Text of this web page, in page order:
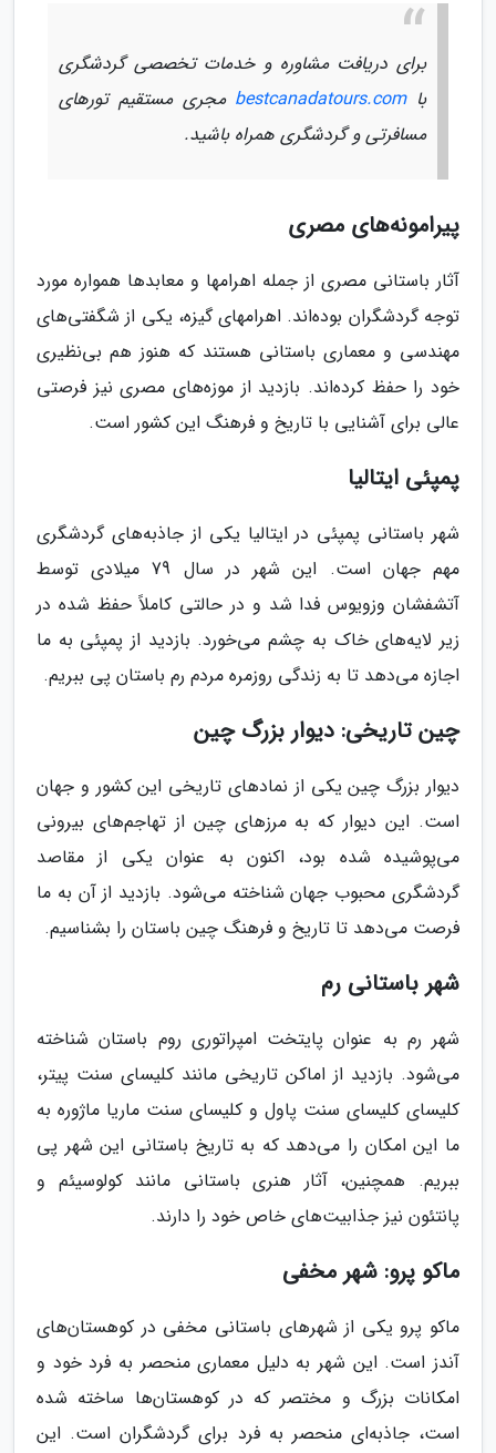
برای دریافت مشاوره و خدمات تخصصی گردشگری
باbestcanadatours.com مجری مستقیم تورهای
مسافرتی و گردشگری همراه باشید.
پیرامونه‌های مصری
آثار باستانی مصری از جمله اهرامها و معابدها همواره مورد
توجه گردشگران بوده‌اند. اهرامهای گیزه، یکی از شگفتی‌های
مهندسی و معماری باستانی هستند که هنوز هم بی‌نظیری
خود را حفظ کرده‌اند. بازدید از موزه‌های مصری نیز فرصتی
عالی برای آشنایی با تاریخ و فرهنگ این کشور است.
پمپئی ایتالیا
شهر باستانی پمپئی در ایتالیا یکی از جاذبه‌های گردشگری
مهم جهان است. این شهر در سال 79 میلادی توسط
آتشفشان وزویوس فدا شد و در حالتی کاملاً حفظ شده در
زیر لایه‌های خاک به چشم می‌خورد. بازدید از پمپئی به ما
اجازه می‌دهد تا به زندگی روزمره مردم رم باستان پی ببریم.
چین تاریخی: دیوار بزرگ چین
دیوار بزرگ چین یکی از نمادهای تاریخی این کشور و جهان
است. این دیوار که به مرزهای چین از تهاجم‌های بیرونی
می‌پوشیده شده بود، اکنون به عنوان یکی از مقاصد
گردشگری محبوب جهان شناخته می‌شود. بازدید از آن به ما
فرصت می‌دهد تا تاریخ و فرهنگ چین باستان را بشناسیم.
شهر باستانی رم
شهر رم به عنوان پایتخت امپراتوری روم باستان شناخته
می‌شود. بازدید از اماکن تاریخی مانند کلیسای سنت پیتر،
کلیسای کلیسای سنت پاول و کلیسای سنت ماریا ماژوره به
ما این امکان را می‌دهد که به تاریخ باستانی این شهر پی
ببریم. همچنین، آثار هنری باستانی مانند کولوسیئم و
پانتئون نیز جذابیت‌های خاص خود را دارند.
ماکو پرو: شهر مخفی
ماکو پرو یکی از شهرهای باستانی مخفی در کوهستان‌های
آندز است. این شهر به دلیل معماری منحصر به فرد خود و
امکانات بزرگ و مختصر که در کوهستان‌ها ساخته شده
است، جاذبه‌ای منحصر به فرد برای گردشگران است. این